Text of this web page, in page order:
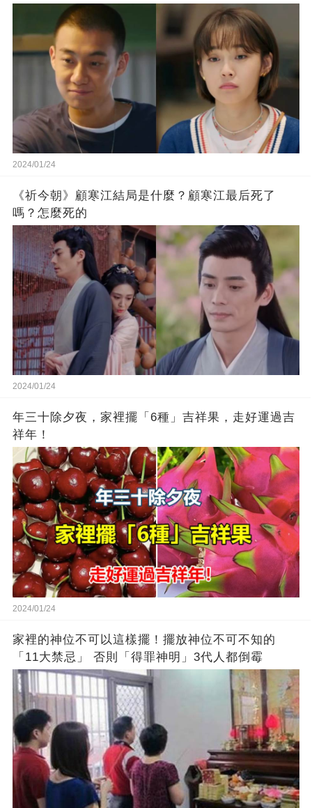
2024/01/24
《祈今朝》顧寒江結局是什麼？顧寒江最后死了
嗎？怎麼死的
2024/01/24
年三十除夕夜，家裡擺「6種」吉祥果，走好運過吉
祥年！
2024/01/24
家裡的神位不可以這樣擺！擺放神位不可不知的
「11大禁忌」 否則「得罪神明」3代人都倒霉